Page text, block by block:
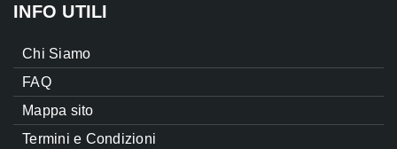
INFO UTILI
Chi Siamo
FAQ
Mappa sito
Termini e Condizioni